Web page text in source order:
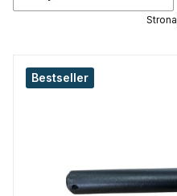
Strona
Bestseller